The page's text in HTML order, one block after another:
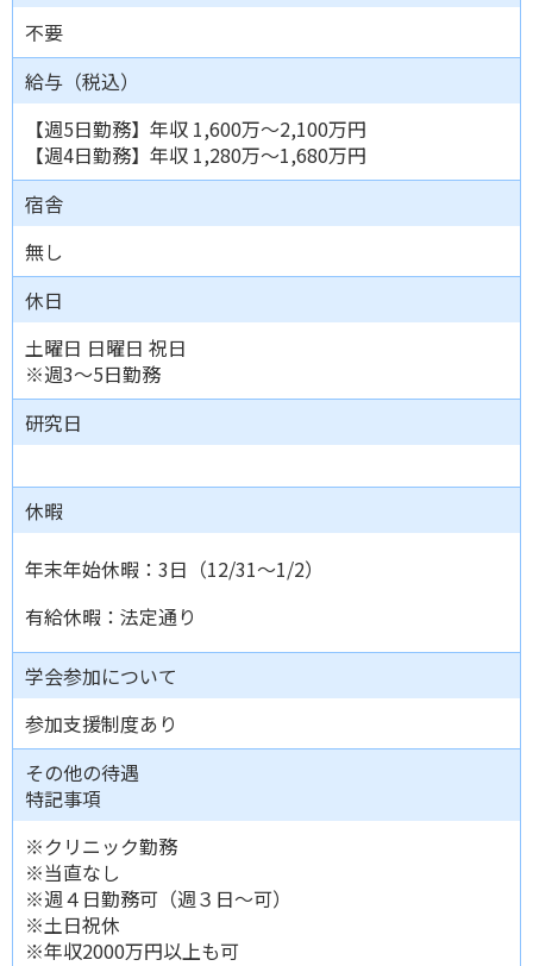
不要
給与（税込）
【週5日勤務】年収 1,600万～2,100万円
【週4日勤務】年収 1,280万～1,680万円
宿舎
無し
休日
土曜日 日曜日 祝日
※週3～5日勤務
研究日
休暇
年末年始休暇：3日（12/31～1/2）
有給休暇：法定通り
学会参加について
参加支援制度あり
その他の待遇
特記事項
※クリニック勤務
※当直なし
※週４日勤務可（週３日～可）
※土日祝休
※年収2000万円以上も可